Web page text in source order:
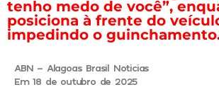
tenho medo de você”,
posiciona à frente do
impedindo o
ABN - Alagoas Brasil Noticias
Em 18 de outubro de 2025